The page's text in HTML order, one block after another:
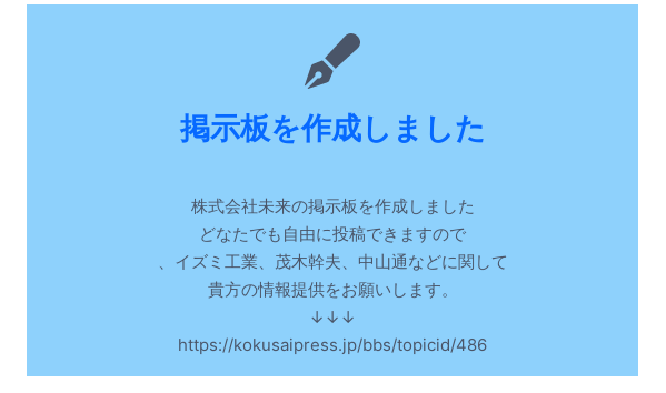
掲示板を作成しました
株式会社未来の掲示板を作成しました
どなたでも自由に投稿できますので
、イズミ工業、茂木幹夫、中山通などに関して
貴方の情報提供をお願いします。
↓↓↓
https://kokusaipress.jp/bbs/topicid/486